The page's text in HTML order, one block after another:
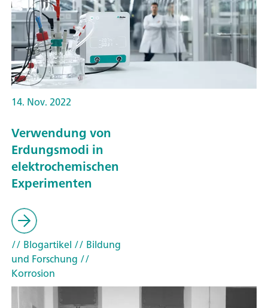
14. Nov. 2022
Verwendung von
Erdungsmodi in
elektrochemischen
Experimenten
// Blogartikel // Bildung
und Forschung //
Korrosion